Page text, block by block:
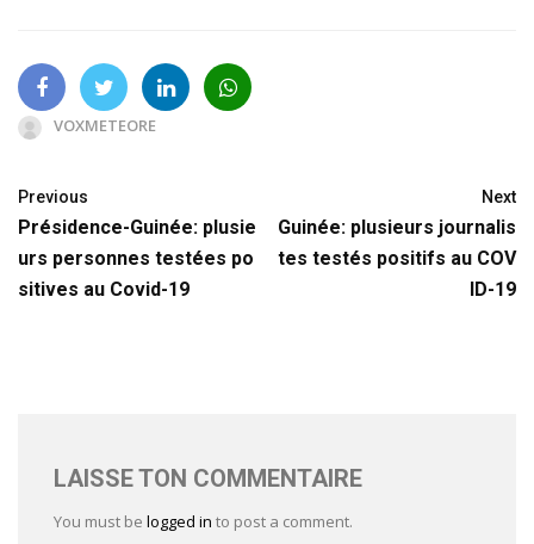
VOXMETEORE
Previous
Présidence-Guinée: plusie
urs personnes testées po
sitives au Covid-19
Next
Guinée: plusieurs journalis
tes testés positifs au COV
ID-19
LAISSE TON COMMENTAIRE
You must be logged in to post a comment.